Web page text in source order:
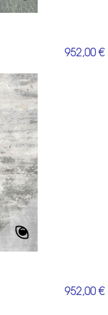
952,00 €
952,00 €